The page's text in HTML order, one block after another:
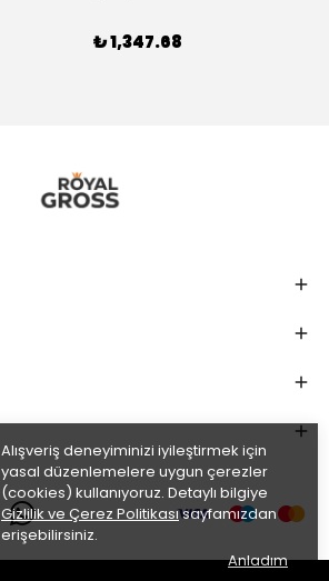
Alışveriş deneyiminizi iyileştirmek için
yasal düzenlemelere uygun çerezler
(cookies) kullanıyoruz. Detaylı bilgiye
Gizlilik ve Çerez Politikasısayfamızdan
erişebilirsiniz.
Anladım
₺ 1,347.68